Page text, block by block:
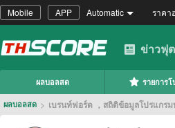
Mobile APP Automatic ราคา
ข่าวฟุ
ผลบอลสด รายการโ
ผลบอลสด > เบรนท์ฟอร์ด ，สถิติข้อมูลโปรแกร